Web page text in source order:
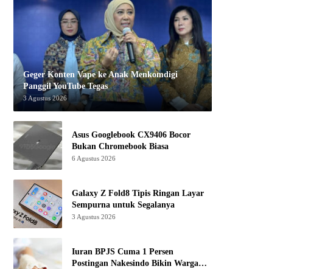
Geger Konten Vape ke Anak Menkomdigi
Panggil YouTube Tegas
3 Agustus 2026
Asus Googlebook CX9406 Bocor
Bukan Chromebook Biasa
6 Agustus 2026
Galaxy Z Fold8 Tipis Ringan Layar
Sempurna untuk Segalanya
3 Agustus 2026
Iuran BPJS Cuma 1 Persen
Postingan Nakesindo Bikin Warganet